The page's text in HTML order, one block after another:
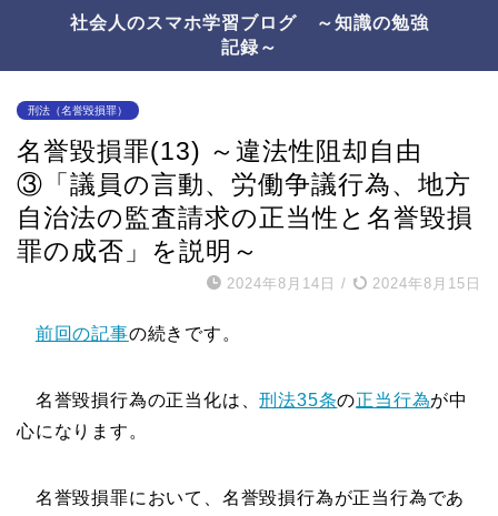
社会人のスマホ学習ブログ ～知識の勉強
記録～
刑法（名誉毀損罪）
名誉毀損罪(13) ～違法性阻却自由
③「議員の言動、労働争議行為、地方
自治法の監査請求の正当性と名誉毀損
罪の成否」を説明～
2024年8月14日 / 2024年8月15日
前回の記事の続きです。
名誉毀損行為の正当化は、刑法35条の正当行為が中
心になります。
名誉毀損罪において、名誉毀損行為が正当行為であ